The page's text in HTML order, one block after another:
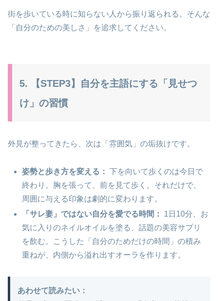
街を歩いている時に知らない人から振り返られる。そんな
「自分のための美しさ」を追求してください。
5. 【STEP3】自分を主語にする「見せつ
け」の習慣
外見が整ってきたら、次は「雰囲気」の垢抜けです。
姿勢と歩き方を変える： 下を向いて歩くのは今日で
終わり。胸を張って、前を見て歩く。それだけで、
周囲に与える印象は劇的に変わります。
「サレ妻」ではない自分を愛でる時間：
1日10分、お
気に入りのネイルオイルを塗る、話題の美容サプリ
を飲む。こうした「自分のためだけの時間」の積み
重ねが、内側から溢れ出すオーラを作ります。
あわせて読みたい：